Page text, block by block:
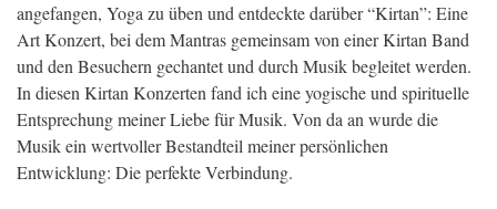
angefangen, Yoga zu üben und entdeckte darüber “Kirtan”: Eine
Art Konzert, bei dem Mantras gemeinsam von einer Kirtan Band
und den Besuchern gechantet und durch Musik begleitet werden.
In diesen Kirtan Konzerten fand ich eine yogische und spirituelle
Entsprechung meiner Liebe für Musik. Von da an wurde die
Musik ein wertvoller Bestandteil meiner persönlichen
Entwicklung: Die perfekte Verbindung.